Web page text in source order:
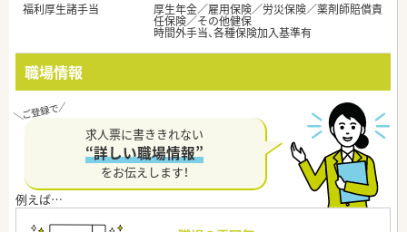
福利厚生諸手当
厚生年金／雇用保険／労災保険／薬剤師賠償責
任保険／その他健保
時間外手当、各種保険加入基準有
職場情報
求人票に書ききれない
“詳しい職場情報”
をお伝えします！